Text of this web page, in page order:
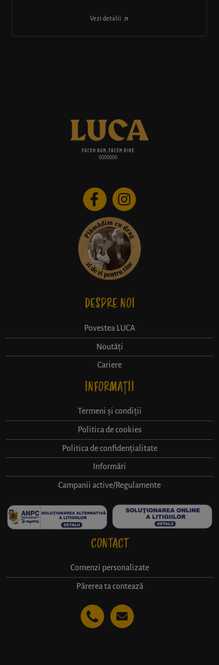
Vezi detalii
DESPRE NOI
Povestea LUCA
Noutăți
Cariere
INFORMAȚII
Termeni și condiții
Politica de cookies
Politica de confidențialitate
Informări
Campanii active/Regulamente
CONTACT
Comenzi personalizate
Părerea ta contează